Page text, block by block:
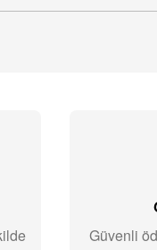
Güvenli